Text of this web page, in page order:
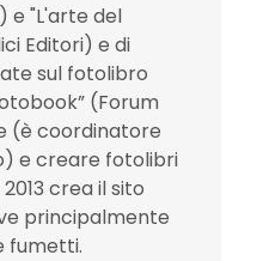
e "L'arte del
Editori) e di
sul fotolibro
(Forum
(è coordinatore
e creare fotolibri
crea il sito
principalmente
fumetti.